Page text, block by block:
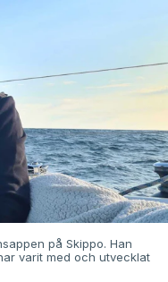
på Skippo. Han
varit med och utvecklat